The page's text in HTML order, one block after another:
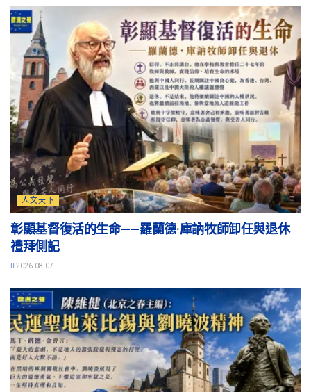
人文天下
彰顯基督復活的生命——羅蘭德·庫訥牧師卸任與退休
禮拜側記
2026-08-07